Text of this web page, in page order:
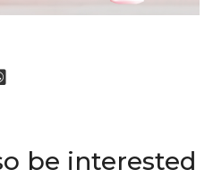
be interested